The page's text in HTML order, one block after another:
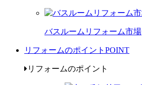
バスルームリフォーム市場
リフォームのポイント POINT
リフォームのポイント